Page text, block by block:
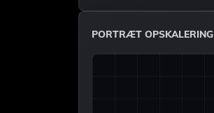
PORTRÆT OPSKALERING